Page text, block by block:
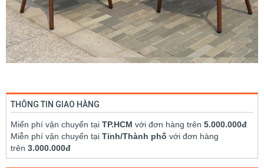
THÔNG TIN GIAO HÀNG
Miển phí vận chuyển tại TP.HCM với đơn hàng trên 5.000.000đ
Miễn phí vận chuyển tại Tỉnh/Thành phố với đơn hàng
trên 3.000.000đ